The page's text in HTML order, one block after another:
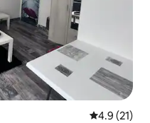
平均评分
4.9 (21)